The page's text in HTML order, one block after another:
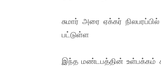
சுமார் அரை ஏக்கர்
பட்டுள்ள
இந்த மண்டபத்தின் உள்பக்கம்